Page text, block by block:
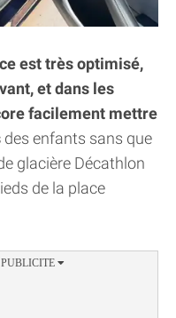
est très optimisé,
et dans les
facilement mettre
des enfants sans que
glacière Décathlon
de la place